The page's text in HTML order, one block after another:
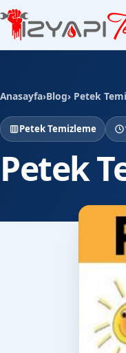
Anasayfa›Blog› Petek
Petek Temizleme
Petek